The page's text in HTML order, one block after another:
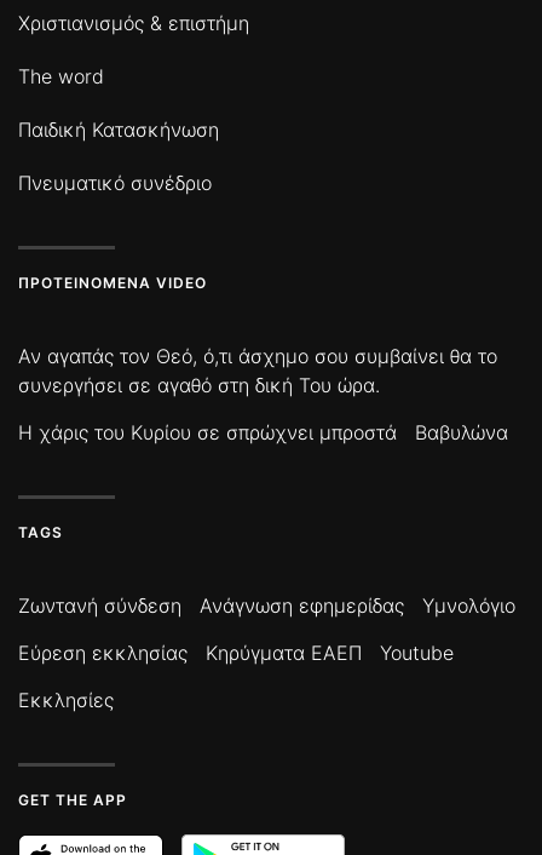
Χριστιανισμός & επιστήμη
The word
Παιδική Κατασκήνωση
Πνευματικό συνέδριο
ΠΡΟΤΕΙΝΌΜΕΝΑ VIDEO
Αν αγαπάς τον Θεό, ό,τι άσχημο σου συμβαίνει θα το
συνεργήσει σε αγαθό στη δική Του ώρα.
Η χάρις του Κυρίου σε σπρώχνει μπροστά
Βαβυλώνα
TAGS
Ζωντανή σύνδεση Ανάγνωση εφημερίδας
Υμνολόγιο
Εύρεση εκκλησίας
Κηρύγματα ΕΑΕΠ
Youtube
Εκκλησίες
GET THE APP